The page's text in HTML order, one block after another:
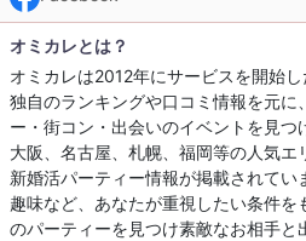
オミカレとは？
オミカレは2012年にサービスを開始し
独自のランキングや口コミ情報を元に
ー・街コン・出会いのイベントを見つ
大阪、名古屋、札幌、福岡等の人気
新婚活パーティー情報が掲載されてい
趣味など、あなたが重視したい条件を
のパーティーを見つけ素敵なお相手と